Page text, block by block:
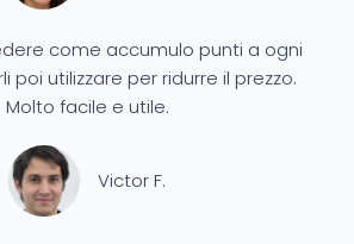
come accumulo punti a ogni
poi utilizzare per ridurre il prezzo.
Molto facile e utile.
Victor F.